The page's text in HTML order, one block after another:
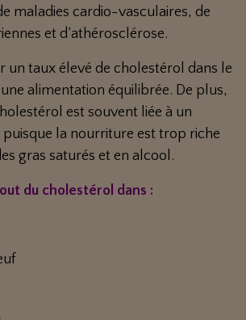
maladies cardio-vasculaires, de
et d’athérosclérose.
un taux élevé de cholestérol dans le
alimentation équilibrée. De plus,
est souvent liée à un
la nourriture est trop riche
gras saturés et en alcool.
du cholestérol dans :